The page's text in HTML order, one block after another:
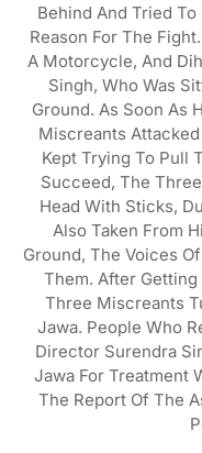
Behind And Tried
Reason For The
A Motorcycle, And
Singh, Who Was
Ground. As Soon As
Miscreants
Kept Trying To Pull
Succeed, The
Head With Sticks,
Also Taken From
Ground, The Voices
Them. After
Three Miscreants
Jawa. People Who
Director Surendra
Jawa For Treatment
The Report Of The